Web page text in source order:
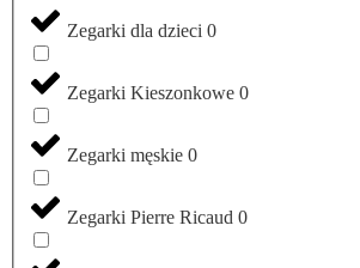
Zegarki dla dzieci 0
Zegarki Kieszonkowe 0
Zegarki męskie 0
Zegarki Pierre Ricaud 0